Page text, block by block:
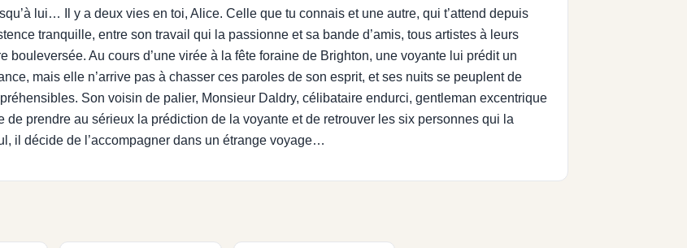
lui… Il y a deux vies en toi, Alice. Celle que tu connais et une autre, qui t’attend depuis
tranquille, entre son travail qui la passionne et sa bande d’amis, tous artistes à leurs
bouleversée. Au cours d’une virée à la fête foraine de Brighton, une voyante lui prédit un
mais elle n’arrive pas à chasser ces paroles de son esprit, et ses nuits se peuplent de
Son voisin de palier, Monsieur Daldry, célibataire endurci, gentleman excentrique
prendre au sérieux la prédiction de la voyante et de retrouver les six personnes qui la
il décide de l’accompagner dans un étrange voyage…